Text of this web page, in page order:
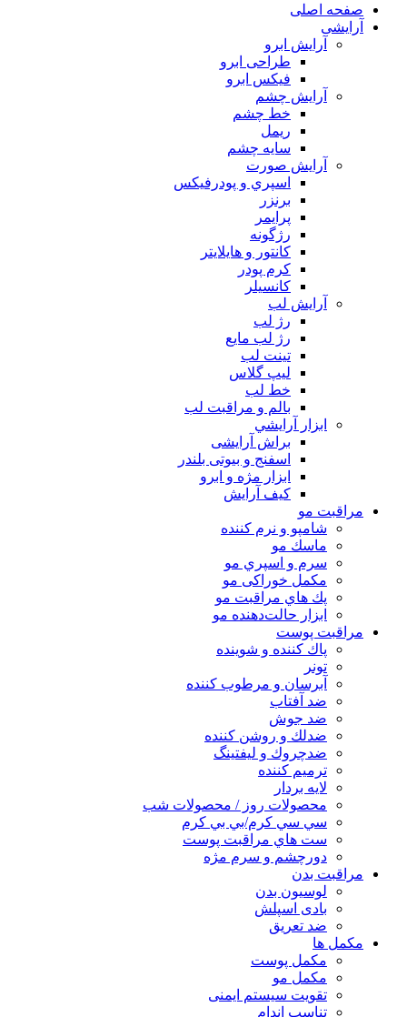
صفحه اصلی
آرایشی
آرايش ابرو
طراحی ابرو
فیکس ابرو
آرايش چشم
خط چشم
ريمل
سايه چشم
آرايش صورت
اسپري و پودرفيكس
برنزر
پرايمر
رژگونه
كانتور و هايلايتر
كرم پودر
كانسيلر
آرايش لب
رژ لب
رژ لب مایع
تینت لب
لیپ گلاس
خط لب
بالم و مراقبت لب
ابزار آرايشي
براش آرایشی
اسفنج و بیوتی بلندر
ابزار مژه و ابرو
کیف آرایش
مراقبت مو
شامپو و نرم كننده
ماسك مو
سرم و اسپري مو
مكمل خوراكی مو
پك هاي مراقبت مو
ابزار حالت‌دهنده مو
مراقبت پوست
پاك كننده و شوينده
تونر
آبرسان و مرطوب كننده
ضد آفتاب
ضد جوش
ضدلك و روشن كننده
ضدچروك و ليفتينگ
ترميم كننده
لايه بردار
محصولات روز / محصولات شب
سي سي كرم/بي بي كرم
ست هاي مراقبت پوست
دورچشم و سرم مژه
مراقبت بدن
لوسیون بدن
بادی اسپلش
ضد تعریق
مكمل ها
مکمل پوست
مکمل مو
تقویت سیستم ایمنی
تناسب اندام